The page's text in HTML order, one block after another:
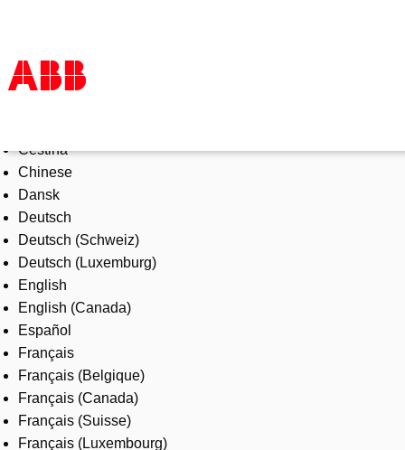
Products & Solutions
Industries
Services
About us
Where to buy
Contact us
Careers
Čeština
Chinese
Dansk
Deutsch
Deutsch (Schweiz)
Deutsch (Luxemburg)
English
English (Canada)
Español
Français
Français (Belgique)
Français (Canada)
Français (Suisse)
Français (Luxembourg)